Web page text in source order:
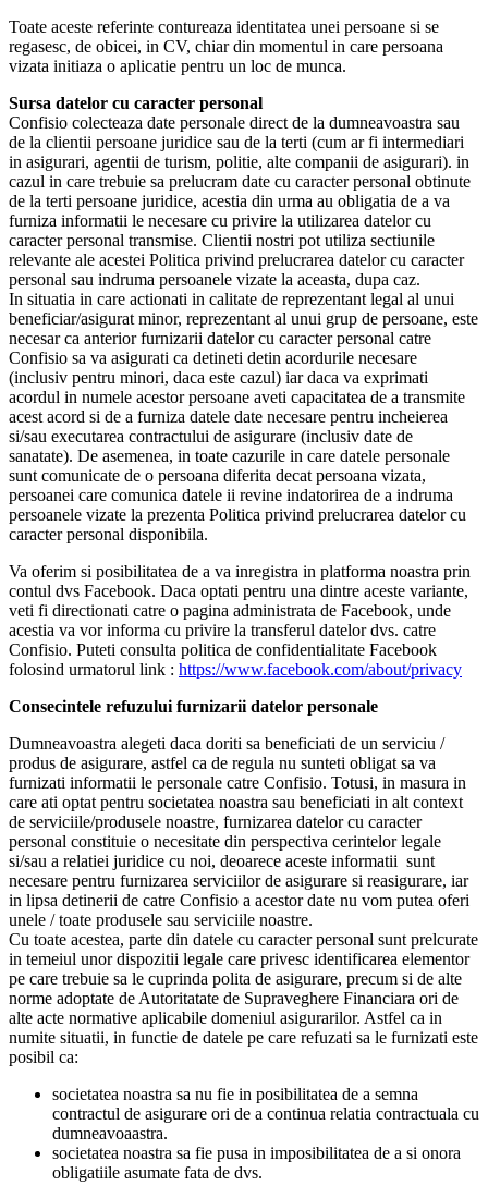
Toate aceste referinte contureaza identitatea unei persoane si se
regasesc, de obicei, in CV, chiar din momentul in care persoana
vizata initiaza o aplicatie pentru un loc de munca.
Sursa datelor cu caracter personal
Confisio colecteaza date personale direct de la dumneavoastra sau
de la clientii persoane juridice sau de la terti (cum ar fi intermediari
in asigurari, agentii de turism, politie, alte companii de asigurari). in
cazul in care trebuie sa prelucram date cu caracter personal obtinute
de la terti persoane juridice, acestia din urma au obligatia de a va
furniza informatii le necesare cu privire la utilizarea datelor cu
caracter personal transmise. Clientii nostri pot utiliza sectiunile
relevante ale acestei Politica privind prelucrarea datelor cu caracter
personal sau indruma persoanele vizate la aceasta, dupa caz.
In situatia in care actionati in calitate de reprezentant legal al unui
beneficiar/asigurat minor, reprezentant al unui grup de persoane, este
necesar ca anterior furnizarii datelor cu caracter personal catre
Confisio sa va asigurati ca detineti detin acordurile necesare
(inclusiv pentru minori, daca este cazul) iar daca va exprimati
acordul in numele acestor persoane aveti capacitatea de a transmite
acest acord si de a furniza datele date necesare pentru incheierea
si/sau executarea contractului de asigurare (inclusiv date de
sanatate). De asemenea, in toate cazurile in care datele personale
sunt comunicate de o persoana diferita decat persoana vizata,
persoanei care comunica datele ii revine indatorirea de a indruma
persoanele vizate la prezenta Politica privind prelucrarea datelor cu
caracter personal disponibila.
Va oferim si posibilitatea de a va inregistra in platforma noastra prin
contul dvs Facebook. Daca optati pentru una dintre aceste variante,
veti fi directionati catre o pagina administrata de Facebook, unde
acestia va vor informa cu privire la transferul datelor dvs. catre
Confisio. Puteti consulta politica de confidentialitate Facebook
folosind urmatorul link : https://www.facebook.com/about/privacy
Consecintele refuzului furnizarii datelor personale
Dumneavoastra alegeti daca doriti sa beneficiati de un serviciu /
produs de asigurare, astfel ca de regula nu sunteti obligat sa va
furnizati informatii le personale catre Confisio. Totusi, in masura in
care ati optat pentru societatea noastra sau beneficiati in alt context
de serviciile/produsele noastre, furnizarea datelor cu caracter
personal constituie o necesitate din perspectiva cerintelor legale
si/sau a relatiei juridice cu noi, deoarece aceste informatii sunt
necesare pentru furnizarea serviciilor de asigurare si reasigurare, iar
in lipsa detinerii de catre Confisio a acestor date nu vom putea oferi
unele / toate produsele sau serviciile noastre.
Cu toate acestea, parte din datele cu caracter personal sunt prelcurate
in temeiul unor dispozitii legale care privesc identificarea elementor
pe care trebuie sa le cuprinda polita de asigurare, precum si de alte
norme adoptate de Autoritatate de Supraveghere Financiara ori de
alte acte normative aplicabile domeniul asigurarilor. Astfel ca in
numite situatii, in functie de datele pe care refuzati sa le furnizati este
posibil ca:
societatea noastra sa nu fie in posibilitatea de a semna
contractul de asigurare ori de a continua relatia contractuala cu
dumneavoaastra.
societatea noastra sa fie pusa in imposibilitatea de a si onora
obligatiile asumate fata de dvs.